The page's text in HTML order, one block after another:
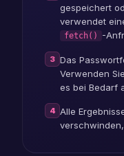
gespeichert
verwendet
fetch() -
3 Das
Verwenden
es bei Bedarf
4 Alle